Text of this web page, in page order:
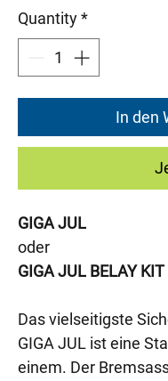
Quantity*
In den
GIGA JUL
oder
GIGA JUL BELAY
Das vielseitigste
GIGA JUL ist eine
einem. Der